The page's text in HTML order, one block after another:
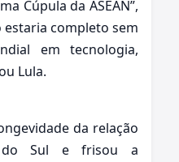
Cúpula da ASEAN”,
estaria completo sem
em tecnologia,
Lula.
da relação
do Sul e frisou a